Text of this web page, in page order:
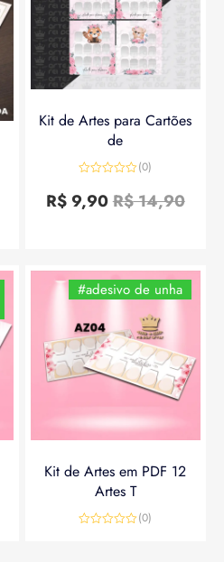
Kit de Artes para Cartões
de
0
de
(0)
R$14,90
R$9,90
#adesivo de unha
Kit de Artes em PDF 12
Artes T
(0)